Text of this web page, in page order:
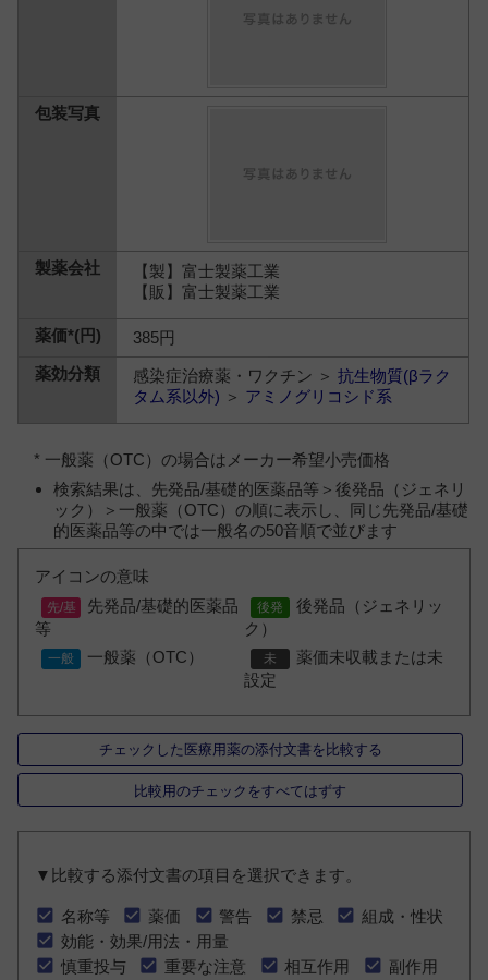
【製】富士製薬工業
【販】富士製薬工業
385円
感染症治療薬・ワクチン ＞抗生物質(βラク
タム系以外) ＞ アミノグリコシド系
* 一般薬（OTC）の場合はメーカー希望小売価格
検索結果は、先発品/基礎的医薬品等＞後発品（ジェネリ
ック）＞一般薬（OTC）の順に表示し、同じ先発品/基礎
的医薬品等の中では一般名の50音順で並びます
アイコンの意味
先発品/基礎的医薬品
等
後発品（ジェネリッ
ク）
一般薬（OTC）
薬価未収載または未
設定
チェックした医療用薬の添付文書を比較する
比較用のチェックをすべてはずす
▼比較する添付文書の項目を選択できます。
名称等 薬価 警告 禁忌
組成・性状
効能・効果/用法・用量
慎重投与
重要な注意 相互作用
副作用